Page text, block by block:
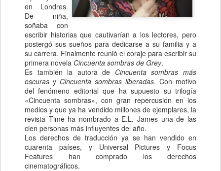
en Londres.
De niña,
soñaba con
escribir historias que cautivarían a los lectores, pero
postergó sus sueños para dedicarse a su familia y a
su carrera. Finalmente reunió el coraje para escribir su
primera novela Cincuenta sombras de Grey.
Es también la autora de Cincuenta sombras más
oscuras y Cincuenta sombras liberadas. Con motivo
del fenómeno editorial que ha supuesto su trilogía
«Cincuenta sombras», con gran repercusión en los
medios y que ya ha vendido millones de ejemplares, la
revista Time ha nombrado a E.L. James una de las
cien personas más influyentes del año.
Los derechos de traducción ya se han vendido en
cuarenta países, y Universal Pictures y Focus
Features han comprado los derechos
cinematográficos.